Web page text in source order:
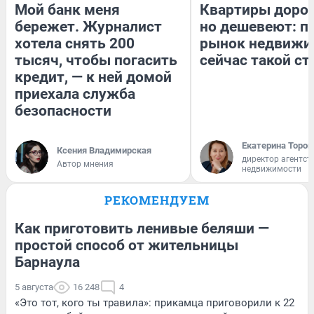
Мой банк меня
бережет. Журналист
хотела снять 200
тысяч, чтобы погасить
кредит, — к ней домой
приехала служба
безопасности
Ксения Владимирская
Автор мнения
Квартиры
но дешевеют:
рынок
сейчас такой
Екатерина
директор
недвижимости
РЕКОМЕНДУЕМ
Как приготовить ленивые беляши —
простой способ от жительницы
Барнаула
5 августа 16 248 4
«Это тот, кого ты травила»: прикамца приговорили к 22